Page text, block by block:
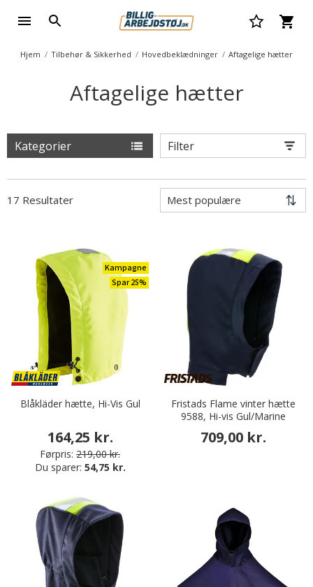
Hjem Tilbehør & Sikkerhed Hovedbeklædninger Aftagelige hætter
Aftagelige hætter
Kategorier Filter
17 Resultater
Kampagne
Spar 25%
Blåkläder hætte, Hi-Vis Gul
164,25 kr.
Førpris: 219,00 kr.
Du sparer: 54,75 kr.
Fristads Flame vinter hætte
9588, Hi-vis Gul/Marine
709,00 kr.